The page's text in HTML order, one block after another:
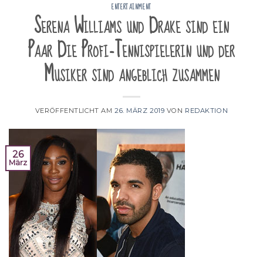
ENTERTAINMENT
Serena Williams und Drake sind ein
Paar Die Profi-Tennispielerin und der
Musiker sind angeblich zusammen
VERÖFFENTLICHT AM 26. MÄRZ 2019 VON REDAKTION
26
März